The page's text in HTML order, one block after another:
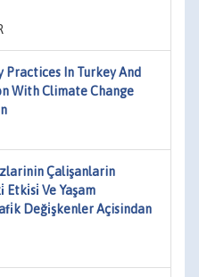
Practices In Turkey And
With Climate Change
Çalişanlarin
Etki̇si̇ Ve Yaşam
Deği̇şkenler Açisindan